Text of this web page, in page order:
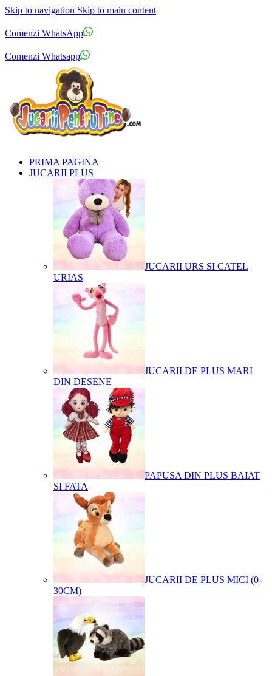
Skip to navigation Skip to main content
Comenzi WhatsApp
Comenzi Whatsapp
PRIMA PAGINA
JUCARII PLUS
JUCARII URS SI CATEL
URIAS
JUCARII DE PLUS MARI
DIN DESENE
PAPUSA DIN PLUS BAIAT
SI FATA
JUCARII DE PLUS MICI (0-
30CM)